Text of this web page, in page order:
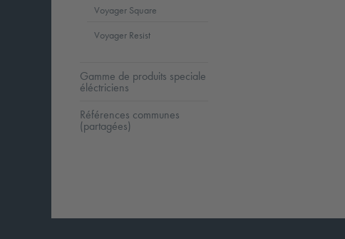
Voyager Square
Voyager Resist
Gamme de produits speciale
éléctriciens
Références communes
(partagées)